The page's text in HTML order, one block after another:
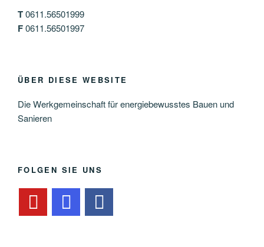
T0611.56501999
F0611.56501997
ÜBER DIESE WEBSITE
Die Werkgemeinschaft für energiebewusstes Bauen und
Sanieren
FOLGEN SIE UNS